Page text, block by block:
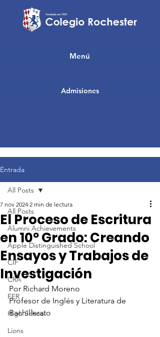
Admisiones
Menú
Entrada
All Posts
Alumni Achievements
Apple Distinguished School
CIF
CRA
FER
High School
Lions
All Posts
El Proceso de Escritura
en 10º Grado: Creando
Ensayos y Trabajos de
Investigación
7 nov 2024 2 min de lectura
Por Richard Moreno
Profesor de Inglés y Literatura de
Bachillerato